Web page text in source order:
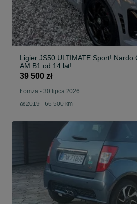
Ligier JS50 ULTIMATE Sport! Nardo
AM B1 od 14 lat!
39 500 zł
Łomża - 30 lipca 2026
2019 - 66 500 km